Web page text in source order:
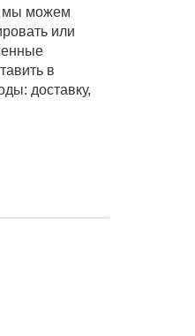
мы можем
или
в
доставку,